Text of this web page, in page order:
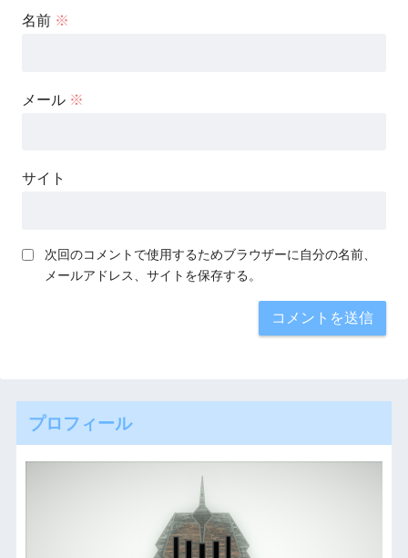
名前 ※
メール ※
サイト
次回のコメントで使用するためブラウザーに自分の名前、
メールアドレス、サイトを保存する。
プロフィール